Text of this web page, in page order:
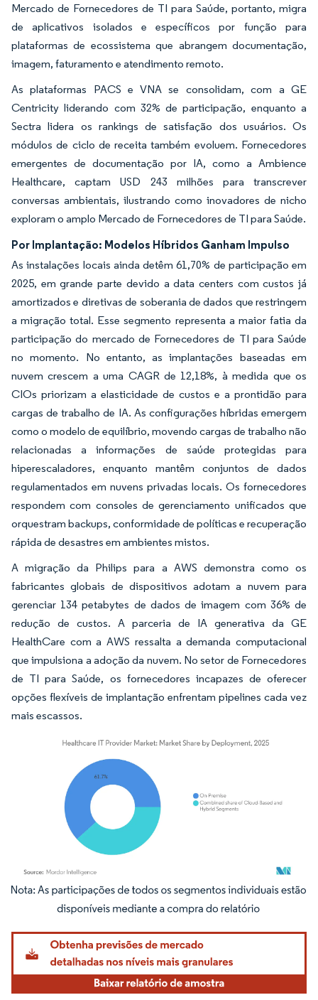
Mercado de Fornecedores de TI para Saúde, portanto, migra
de aplicativos isolados e específicos por função para
plataformas de ecossistema que abrangem documentação,
imagem, faturamento e atendimento remoto.
As plataformas PACS e VNA se consolidam, com a GE
Centricity liderando com 32% de participação, enquanto a
Sectra lidera os rankings de satisfação dos usuários. Os
módulos de ciclo de receita também evoluem. Fornecedores
emergentes de documentação por IA, como a Ambience
Healthcare, captam USD 243 milhões para transcrever
conversas ambientais, ilustrando como inovadores de nicho
exploram o amplo Mercado de Fornecedores de TI para Saúde.
Por Implantação: Modelos Híbridos Ganham Impulso
As instalações locais ainda detêm 61,70% de participação em
2025, em grande parte devido a data centers com custos já
amortizados e diretivas de soberania de dados que restringem
a migração total. Esse segmento representa a maior fatia da
participação do mercado de Fornecedores de TI para Saúde
no momento. No entanto, as implantações baseadas em
nuvem crescem a uma CAGR de 12,18%, à medida que os
CIOs priorizam a elasticidade de custos e a prontidão para
cargas de trabalho de IA. As configurações híbridas emergem
como o modelo de equilíbrio, movendo cargas de trabalho não
relacionadas a informações de saúde protegidas para
hiperescaladores, enquanto mantêm conjuntos de dados
regulamentados em nuvens privadas locais. Os fornecedores
respondem com consoles de gerenciamento unificados que
orquestram backups, conformidade de políticas e recuperação
rápida de desastres em ambientes mistos.
A migração da Philips para a AWS demonstra como os
fabricantes globais de dispositivos adotam a nuvem para
gerenciar 134 petabytes de dados de imagem com 36% de
redução de custos. A parceria de IA generativa da GE
HealthCare com a AWS ressalta a demanda computacional
que impulsiona a adoção da nuvem. No setor de Fornecedores
de TI para Saúde, os fornecedores incapazes de oferecer
opções flexíveis de implantação enfrentam pipelines cada vez
mais escassos.
Imagem © Mordor Intelligence. O reuso requer atribuição conforme CC BY 4.0.